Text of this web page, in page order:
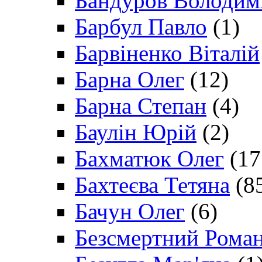
Барбул Павло (1)
Барвіненко Віталій
Барна Олег (12)
Барна Степан (4)
Баулін Юрій (2)
Бахматюк Олег
Бахтеєва Тетяна
Бачун Олег (6)
Безсмертний